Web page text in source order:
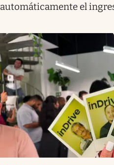
automáticamente el